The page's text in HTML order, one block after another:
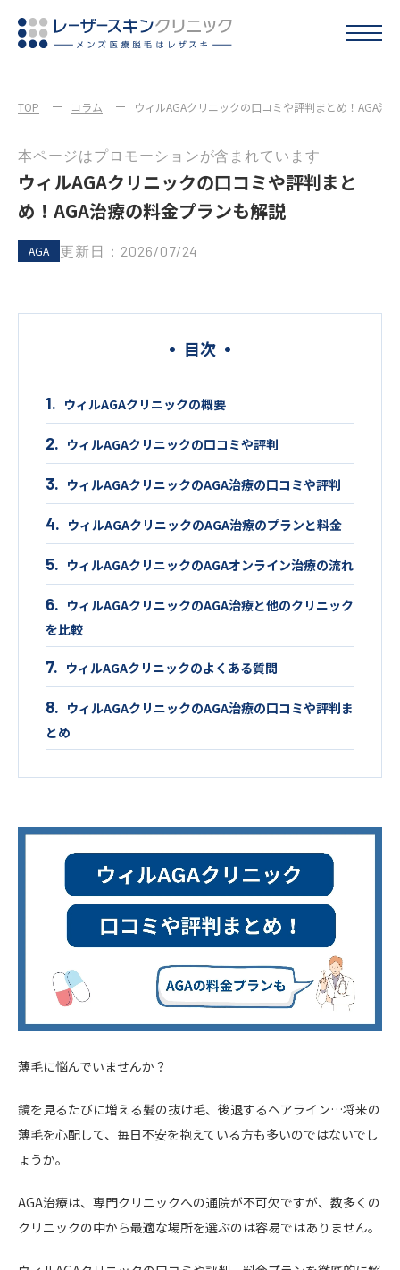
TOP コラム ウィルAGAクリニックの口コミや評判まとめ！AGA治
本ページはプロモーションが含まれています
ウィルAGAクリニックの口コミや評判まと
め！AGA治療の料金プランも解説
AGA 更新日：2026/07/24
目次
ウィルAGAクリニックの概要
ウィルAGAクリニックの口コミや評判
ウィルAGAクリニックのAGA治療の口コミや評判
ウィルAGAクリニックのAGA治療のプランと料金
ウィルAGAクリニックのAGAオンライン治療の流れ
ウィルAGAクリニックのAGA治療と他のクリニック
を比較
ウィルAGAクリニックのよくある質問
ウィルAGAクリニックのAGA治療の口コミや評判ま
とめ
薄毛に悩んでいませんか？
鏡を見るたびに増える髪の抜け毛、後退するヘアライン…将来の
薄毛を心配して、毎日不安を抱えている方も多いのではないでし
ょうか。
AGA治療は、専門クリニックへの通院が不可欠ですが、数多くの
クリニックの中から最適な場所を選ぶのは容易ではありません。